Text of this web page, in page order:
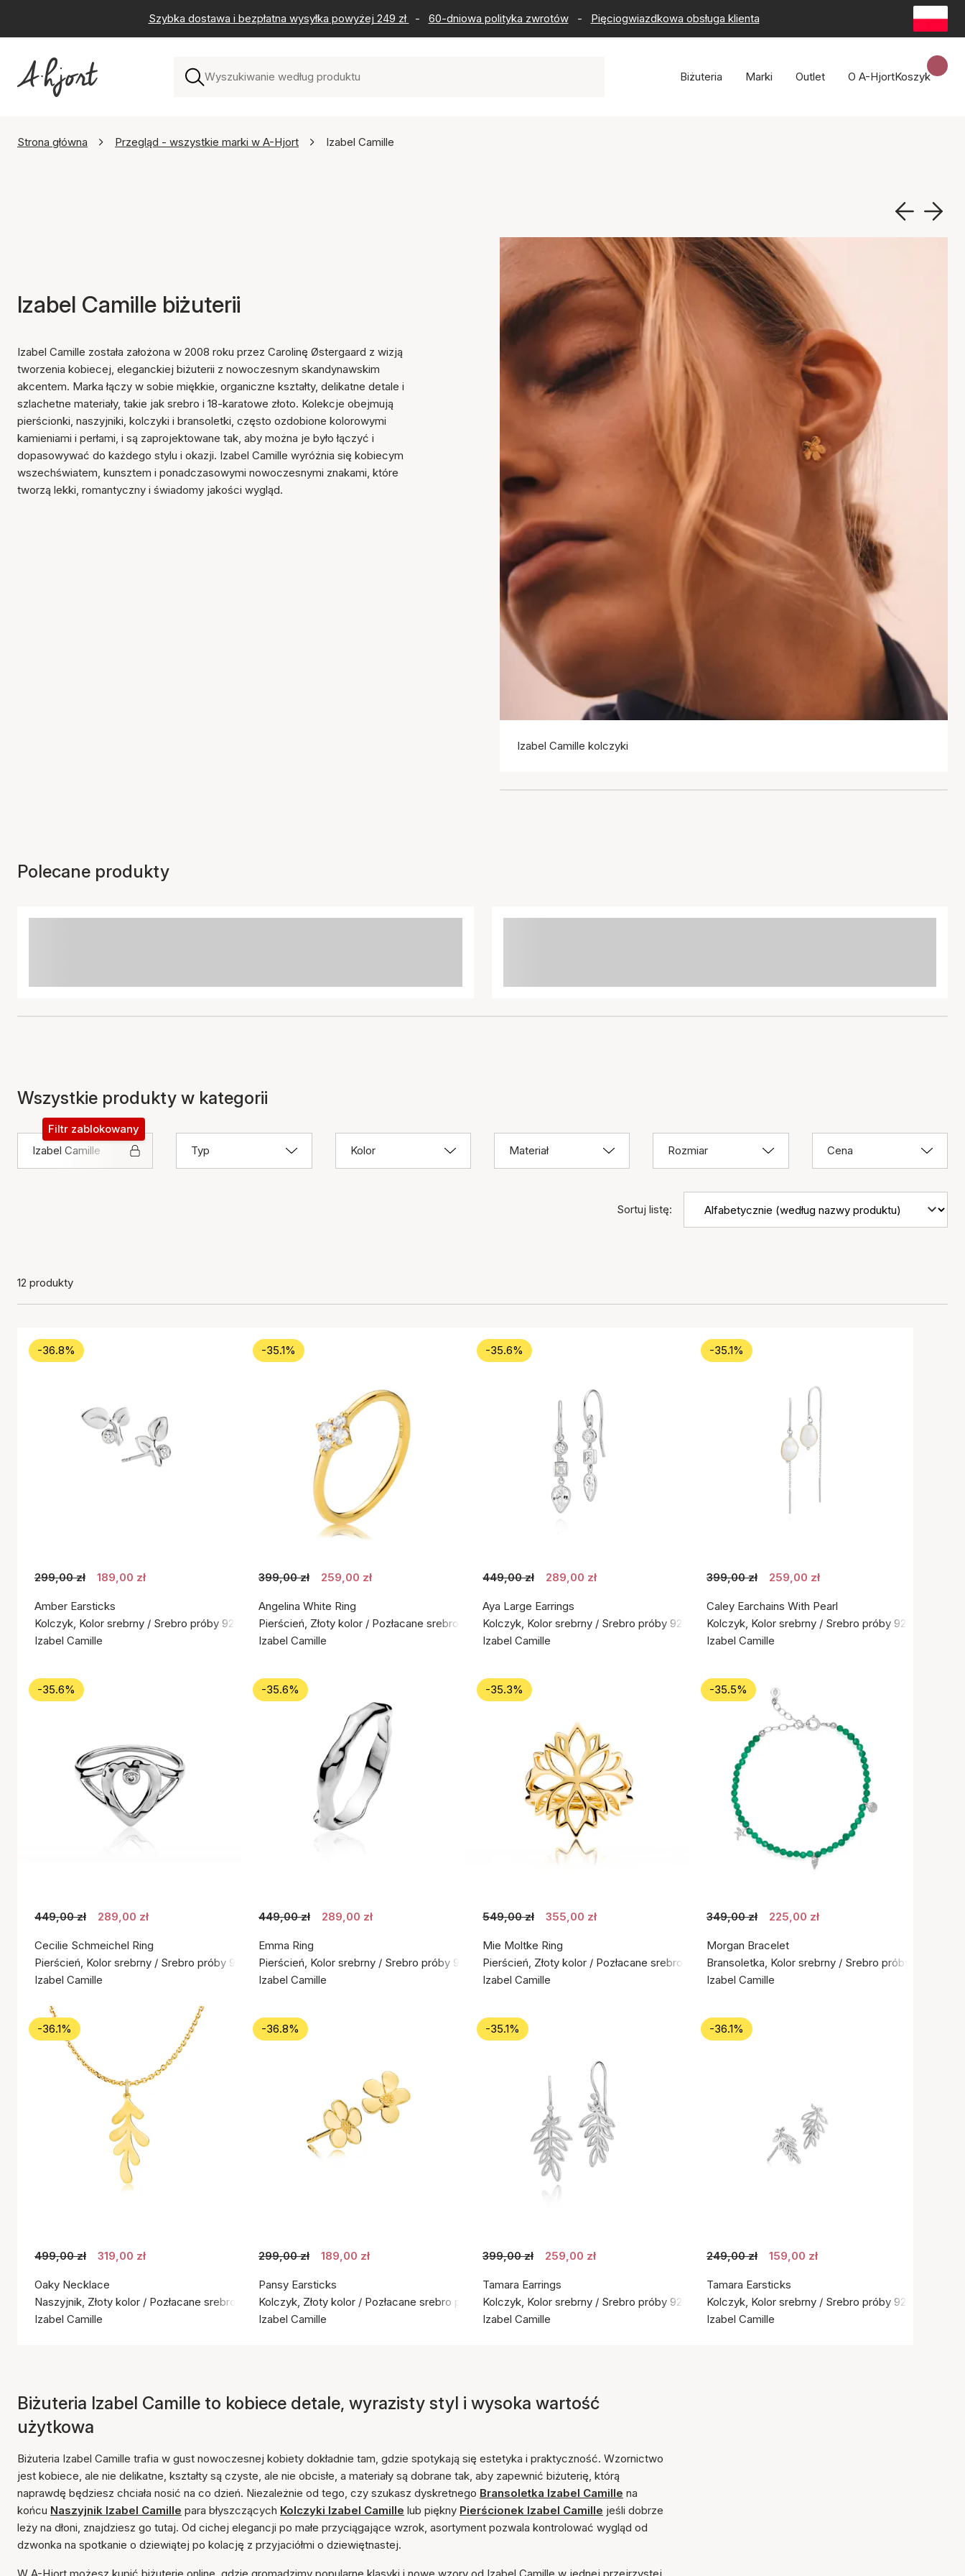
Szybka dostawa i bezpłatna wysyłka powyżej 249 zł - 60-dniowa polityka zwrotów - Pięciogwiazdkowa obsługa klienta
Biżuteria Marki Outlet O A-HjortKoszyk
Strona główna Przegląd - wszystkie marki w A-Hjort Izabel Camille
Izabel Camille biżuterii
Izabel Camille została założona w 2008 roku przez Carolinę Østergaard z wizją
tworzenia kobiecej, eleganckiej biżuterii z nowoczesnym skandynawskim
akcentem. Marka łączy w sobie miękkie, organiczne kształty, delikatne detale i
szlachetne materiały, takie jak srebro i 18-karatowe złoto. Kolekcje obejmują
pierścionki, naszyjniki, kolczyki i bransoletki, często ozdobione kolorowymi
kamieniami i perłami, i są zaprojektowane tak, aby można je było łączyć i
dopasowywać do każdego stylu i okazji. Izabel Camille wyróżnia się kobiecym
wszechświatem, kunsztem i ponadczasowymi nowoczesnymi znakami, które
tworzą lekki, romantyczny i świadomy jakości wygląd.
Izabel Camille kolczyki
Polecane produkty
Wszystkie produkty w kategorii
Izabel Camille
Filtr zablokowany
Typ
Kolor Materiał Rozmiar Cena
Sortuj listę:
12 produkty
-36.8%
299,00 zł 189,00 zł
Amber Earsticks
Kolczyk, Kolor srebrny / Srebro próby 925
Izabel Camille
-35.1%
399,00 zł 259,00 zł
Angelina White Ring
Pierścień, Złoty kolor / Pozłacane srebro próby 925
Izabel Camille
-35.6%
449,00 zł 289,00 zł
Aya Large Earrings
Kolczyk, Kolor srebrny / Srebro próby 925
Izabel Camille
-35.1%
399,00 zł 259,00 zł
Caley Earchains With Pearl
Kolczyk, Kolor srebrny / Srebro próby 925
Izabel Camille
-35.6%
449,00 zł 289,00 zł
Cecilie Schmeichel Ring
Pierścień, Kolor srebrny / Srebro próby 925
Izabel Camille
-35.6%
449,00 zł 289,00 zł
Emma Ring
Pierścień, Kolor srebrny / Srebro próby 925
Izabel Camille
-35.3%
549,00 zł 355,00 zł
Mie Moltke Ring
Pierścień, Złoty kolor / Pozłacane srebro próby 925
Izabel Camille
-35.5%
349,00 zł 225,00 zł
Morgan Bracelet
Bransoletka, Kolor srebrny / Srebro próby 925
Izabel Camille
-36.1%
499,00 zł 319,00 zł
Oaky Necklace
Naszyjnik, Złoty kolor / Pozłacane srebro próby 925
Izabel Camille
-36.8%
299,00 zł 189,00 zł
Pansy Earsticks
Kolczyk, Złoty kolor / Pozłacane srebro próby 925
Izabel Camille
-35.1%
399,00 zł 259,00 zł
Tamara Earrings
Kolczyk, Kolor srebrny / Srebro próby 925
Izabel Camille
-36.1%
249,00 zł 159,00 zł
Tamara Earsticks
Kolczyk, Kolor srebrny / Srebro próby 925
Izabel Camille
Biżuteria Izabel Camille to kobiece detale, wyrazisty styl i wysoka wartość
użytkowa
Biżuteria Izabel Camille trafia w gust nowoczesnej kobiety dokładnie tam, gdzie spotykają się estetyka i praktyczność. Wzornictwo
jest kobiece, ale nie delikatne, kształty są czyste, ale nie obcisłe, a materiały są dobrane tak, aby zapewnić biżuterię, którą
naprawdę będziesz chciała nosić na co dzień. Niezależnie od tego, czy szukasz dyskretnego Bransoletka Izabel Camille na
końcu Naszyjnik Izabel Camille para błyszczących Kolczyki Izabel Camille lub piękny Pierścionek Izabel Camille jeśli dobrze
leży na dłoni, znajdziesz go tutaj. Od cichej elegancji po małe przyciągające wzrok, asortyment pozwala kontrolować wygląd od
dzwonka na spotkanie o dziewiątej po kolację z przyjaciółmi o dziewiętnastej.